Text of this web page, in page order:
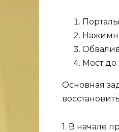
Мост
Основная
1. В начале